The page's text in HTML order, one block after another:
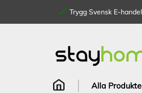
Trygg Svensk E-handel
innehållet
Alla